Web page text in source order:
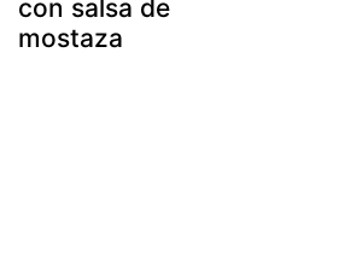
con salsa de
mostaza